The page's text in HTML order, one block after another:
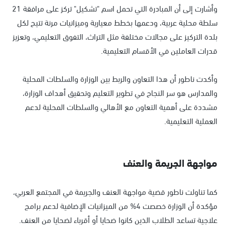
وأشارت إلى أن المبادرة التي تحمل اسم "تشكيل" تركز على مرافقة 21
سلطة محلية عربية، ودعمها بخطط معيارية وميزانيات مرنة تتيح لكل
بلدة التركيز على مجالات مختلفة مثل التراث، التفوق التعليمي، وتعزيز
قدرات العاملين في الأقسام التعليمية.
وأكدت ناطور أن هذا التعاون والربط بين الوزارة والسلطات المحلية
والمدارس هو سر النجاح في تطوير التعليم وتحقيق أهداف الوزارة،
مشددة على أهمية التعاون مع الأهالي والسلطات المحلية لدعم
العملية التعليمية.
مواجهة الجريمة والعنف
كما تناولت ناطور قضية مواجهة العنف والجريمة في المجتمع العربي،
مؤكدة أن الوزارة خصصت 4% من الميزانيات الإضافية لدعم برامج
علاجية تساعد الطلاب الذين كانوا ضحايا أو أقرباء لضحايا من العنف.